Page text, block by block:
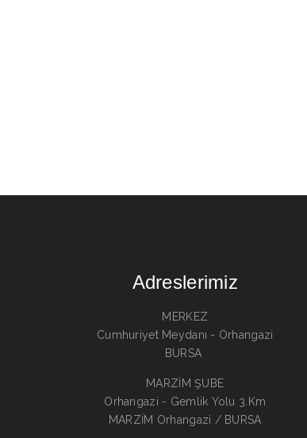
Adreslerimiz
MERKEZ
Cumhuriyet Meydanı - Orhangazi
BURSA
MARZİM ŞUBE
Orhangazi - Gemlik Yolu 3.Km
MARZİM Orhangazi / BURSA